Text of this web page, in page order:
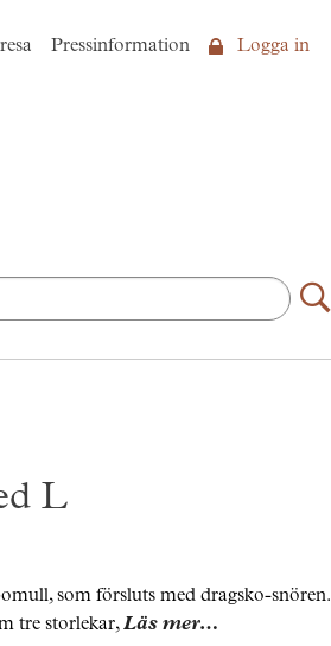
Pressinformation Logga in
L
som försluts med dragsko-snören.
tre storlekar,Läs mer…